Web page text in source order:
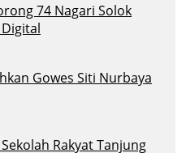
74 Nagari Solok
Gowes Siti Nurbaya
Rakyat Tanjung